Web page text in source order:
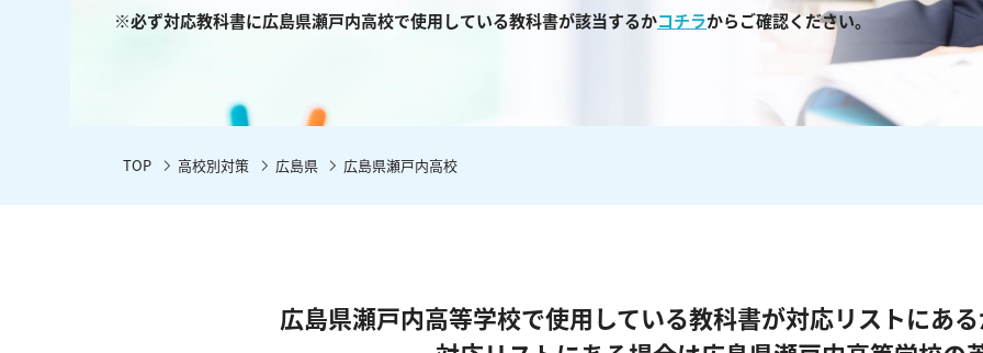
※必ず対応教科書に広島県瀬戸内高校で使用している教科書が該当するかコチラからご確認ください。
TOP 高校別対策 広島県 広島県瀬戸内高校
広島県瀬戸内高等学校で使用している教科書が対応リストにあ